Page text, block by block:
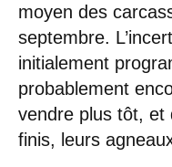
moyen des
septembre.
initialement
probablement
vendre plus tôt, et
finis, leurs